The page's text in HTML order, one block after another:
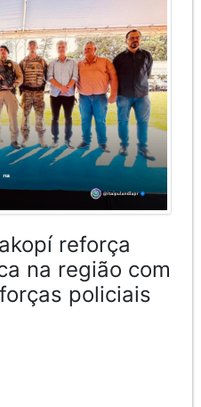
reforça
na região com
policiais